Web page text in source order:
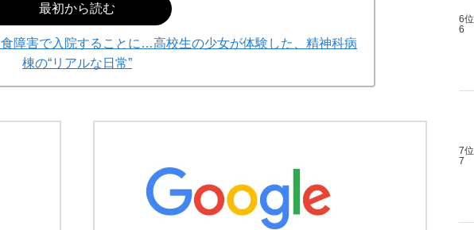
最初から読む
障害で入院することに…高校生の少女が体験した、精神科病
棟の“リアルな日常”
6位
6
7位
7